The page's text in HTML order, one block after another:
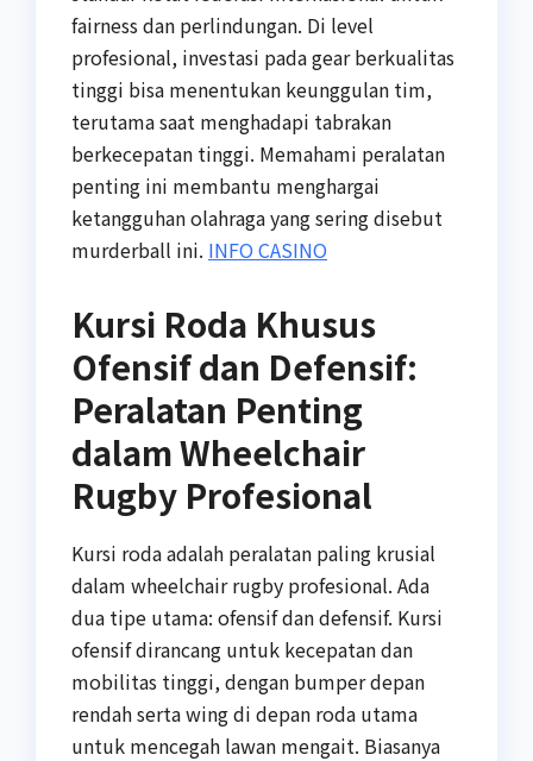
fairness dan perlindungan. Di level
profesional, investasi pada gear berkualitas
tinggi bisa menentukan keunggulan tim,
terutama saat menghadapi tabrakan
berkecepatan tinggi. Memahami peralatan
penting ini membantu menghargai
ketangguhan olahraga yang sering disebut
murderball ini. INFO CASINO
Kursi Roda Khusus
Ofensif dan Defensif:
Peralatan Penting
dalam Wheelchair
Rugby Profesional
Kursi roda adalah peralatan paling krusial
dalam wheelchair rugby profesional. Ada
dua tipe utama: ofensif dan defensif. Kursi
ofensif dirancang untuk kecepatan dan
mobilitas tinggi, dengan bumper depan
rendah serta wing di depan roda utama
untuk mencegah lawan mengait. Biasanya